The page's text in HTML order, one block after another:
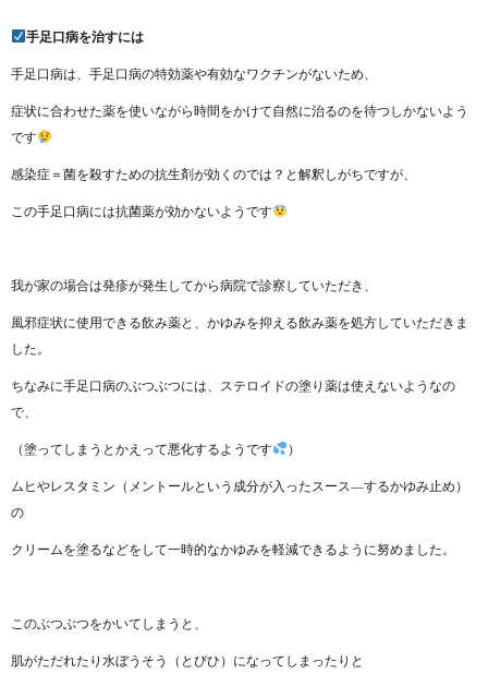
手足口病を治すには
手足口病は、手足口病の特効薬や有効なワクチンがないため、
症状に合わせた薬を使いながら時間をかけて自然に治るのを待つしかないよう
です
感染症＝菌を殺すための抗生剤が効くのでは？と解釈しがちですが、
この手足口病には抗菌薬が効かないようです
我が家の場合は発疹が発生してから病院で診察していただき、
風邪症状に使用できる飲み薬と、かゆみを抑える飲み薬を処方していただきま
した。
ちなみに手足口病のぶつぶつには、ステロイドの塗り薬は使えないようなの
で、
（塗ってしまうとかえって悪化するようです ）
ムヒやレスタミン（メントールという成分が入ったスース―するかゆみ止め）
の
クリームを塗るなどをして一時的なかゆみを軽減できるように努めました。
このぶつぶつをかいてしまうと、
肌がただれたり水ぼうそう（とびひ）になってしまったりと